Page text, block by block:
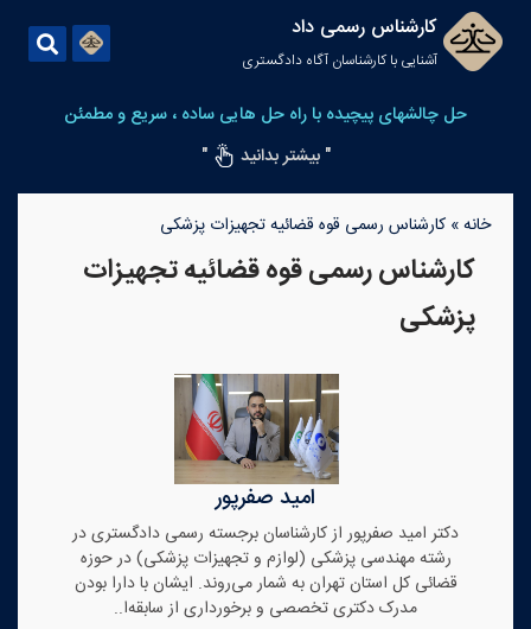
کارشناس رسمی داد
آشنایی با کارشناسان آگاه دادگستری
حل چالشهای پیچیده با راه حل هایی ساده ، سریع و مطمئن
" بیشتر بدانید
"
خانه» کارشناس رسمی قوه قضائیه تجهیزات پزشکی
کارشناس رسمی قوه قضائیه تجهیزات
پزشکی
امید صفرپور
دکتر امید صفرپور از کارشناسان برجسته رسمی دادگستری در
رشته مهندسی پزشکی (لوازم و تجهیزات پزشکی) در حوزه
قضائی کل استان تهران به شمار می‌روند. ایشان با دارا بودن
مدرک دکتری تخصصی و برخورداری از سابقه‌ا..